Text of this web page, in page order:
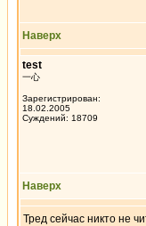
Наверх
test
一心
Зарегистрирован:
18.02.2005
Суждений: 18709
Наверх
Тред сейчас никто не